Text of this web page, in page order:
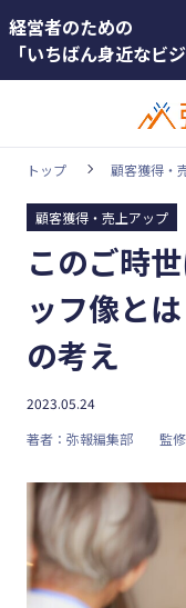
経営者のための
「いちばん身近なビ
カテゴリー
顧客獲得・売上
人材（採用・育
事業成長・経営力
経営ノウハウ＆ト
弥生の製品・サ
業務効率化
キーワード
#インボイス
ホットワー
#インボ
イス
#インボ
イス制度
簿保存法
#集客
#資金調
トップ 顧客獲得・
顧客獲得・売上アップ
このご時
ッフ像と
の考え
2023.05.24
著者：弥報編集部
監